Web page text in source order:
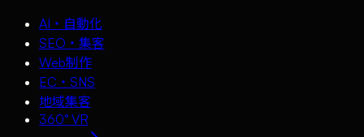
AI・自動化
SEO・集客
Web制作
EC・SNS
地域集客
360° VR